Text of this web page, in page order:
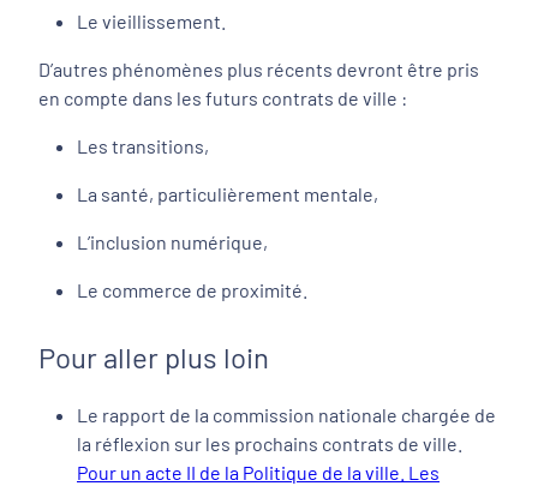
Le vieillissement.
D’autres phénomènes plus récents devront être pris
en compte dans les futurs contrats de ville :
Les transitions,
La santé, particulièrement mentale,
L’inclusion numérique,
Le commerce de proximité.
Pour aller plus loin
Le rapport de la commission nationale chargée de
la réflexion sur les prochains contrats de ville.
Pour un acte II de la Politique de la ville. Les